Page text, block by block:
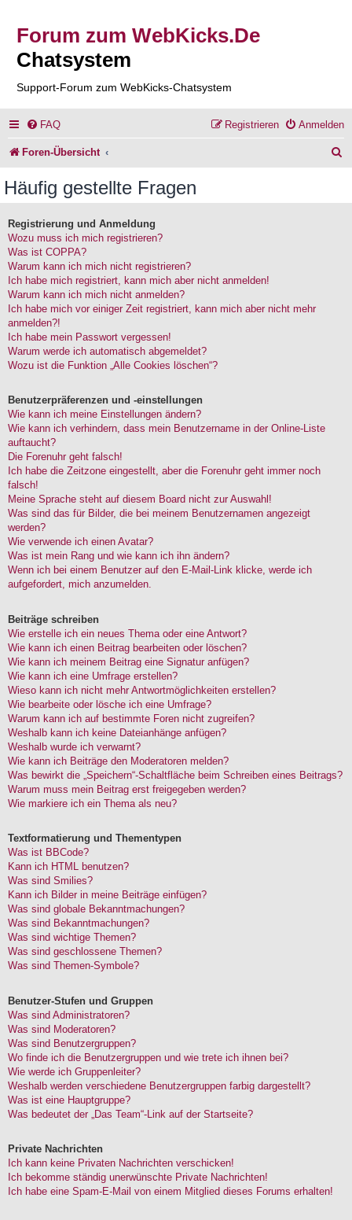
Forum zum WebKicks.De
Chatsystem
Support-Forum zum WebKicks-Chatsystem
FAQ Anmelden
Registrieren
Foren-Übersicht
Häufig gestellte Fragen
Registrierung und Anmeldung
Wozu muss ich mich registrieren?
Was ist COPPA?
Warum kann ich mich nicht registrieren?
Ich habe mich registriert, kann mich aber nicht anmelden!
Warum kann ich mich nicht anmelden?
Ich habe mich vor einiger Zeit registriert, kann mich aber nicht mehr
anmelden?!
Ich habe mein Passwort vergessen!
Warum werde ich automatisch abgemeldet?
Wozu ist die Funktion „Alle Cookies löschen“?
Benutzerpräferenzen und -einstellungen
Wie kann ich meine Einstellungen ändern?
Wie kann ich verhindern, dass mein Benutzername in der Online-Liste
auftaucht?
Die Forenuhr geht falsch!
Ich habe die Zeitzone eingestellt, aber die Forenuhr geht immer noch
falsch!
Meine Sprache steht auf diesem Board nicht zur Auswahl!
Was sind das für Bilder, die bei meinem Benutzernamen angezeigt
werden?
Wie verwende ich einen Avatar?
Was ist mein Rang und wie kann ich ihn ändern?
Wenn ich bei einem Benutzer auf den E-Mail-Link klicke, werde ich
aufgefordert, mich anzumelden.
Beiträge schreiben
Wie erstelle ich ein neues Thema oder eine Antwort?
Wie kann ich einen Beitrag bearbeiten oder löschen?
Wie kann ich meinem Beitrag eine Signatur anfügen?
Wie kann ich eine Umfrage erstellen?
Wieso kann ich nicht mehr Antwortmöglichkeiten erstellen?
Wie bearbeite oder lösche ich eine Umfrage?
Warum kann ich auf bestimmte Foren nicht zugreifen?
Weshalb kann ich keine Dateianhänge anfügen?
Weshalb wurde ich verwarnt?
Wie kann ich Beiträge den Moderatoren melden?
Was bewirkt die „Speichern“-Schaltfläche beim Schreiben eines Beitrags?
Warum muss mein Beitrag erst freigegeben werden?
Wie markiere ich ein Thema als neu?
Textformatierung und Thementypen
Was ist BBCode?
Kann ich HTML benutzen?
Was sind Smilies?
Kann ich Bilder in meine Beiträge einfügen?
Was sind globale Bekanntmachungen?
Was sind Bekanntmachungen?
Was sind wichtige Themen?
Was sind geschlossene Themen?
Was sind Themen-Symbole?
Benutzer-Stufen und Gruppen
Was sind Administratoren?
Was sind Moderatoren?
Was sind Benutzergruppen?
Wo finde ich die Benutzergruppen und wie trete ich ihnen bei?
Wie werde ich Gruppenleiter?
Weshalb werden verschiedene Benutzergruppen farbig dargestellt?
Was ist eine Hauptgruppe?
Was bedeutet der „Das Team“-Link auf der Startseite?
Private Nachrichten
Ich kann keine Privaten Nachrichten verschicken!
Ich bekomme ständig unerwünschte Private Nachrichten!
Ich habe eine Spam-E-Mail von einem Mitglied dieses Forums erhalten!